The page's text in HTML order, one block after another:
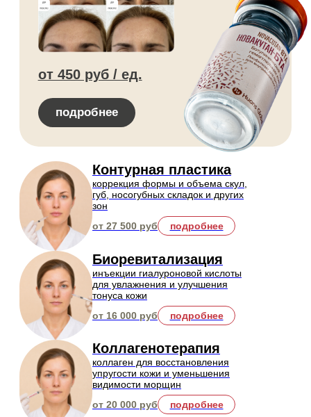
бровей
лазером
от 9 000 руб подробнее
Удаление татуажа век
ювелирное сведение стрелок с век
пикосекундным лазером PicoSure
PRO
от 15 000 руб
Удаление татуажа губ
удаление перманентного макияжа
с губ любых цветов и любой
давности
от 15 000 руб подробнее
от 8 000 / сеанс
Эстетическая косметология
чистка лица, брендовые авторские уходы,
микротоковая терапия и другие процедуры